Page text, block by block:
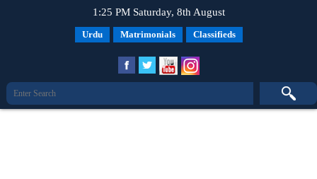
1:25 PM Saturday, 8th August
Urdu Matrimonials Classifieds